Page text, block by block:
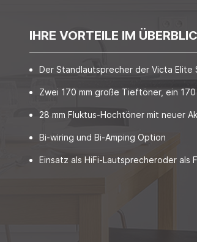
IHRE VORTEILE IM
Der Standlautsprecher der Victa Elite
Zwei 170 mm große Tieftöner, ein
28 mm Fluktus-Hochtöner mit neuer
Bi-wiring und Bi-Amping Option
Einsatz als HiFi-Lautsprecheroder als